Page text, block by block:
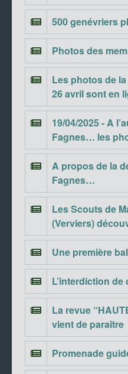
500 genévriers
Photos des
Les photos de
26 avril sont en
19/04/2025 - A
Fagnes… les
A propos de la
Fagnes…
Les Scouts de
(Verviers)
Une première
L’interdiction
La revue
vient de paraître
Promenade